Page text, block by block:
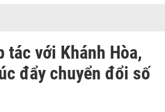
tác với Khánh Hòa,
đẩy chuyển đổi số